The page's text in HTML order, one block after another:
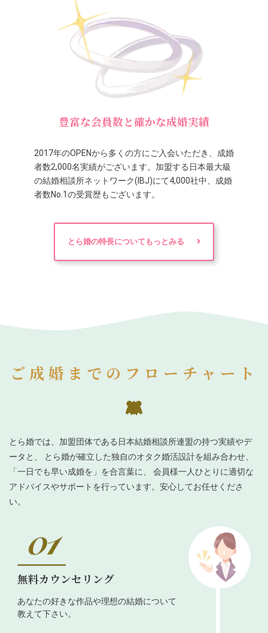
豊富な会員数と確かな成婚実績
2017年のOPENから多くの方にご入会いただき、成婚
者数2,000名実績がございます。加盟する日本最大級
の結婚相談所ネットワーク(IBJ)にて4,000社中、成婚
者数No.1の受賞歴もございます。
とら婚の特長についてもっとみる
ご成婚までのフローチャート
とら婚では、加盟団体である日本結婚相談所連盟の持つ実績やデ
ータと、 とら婚が確立した独自のオタク婚活設計を組み合わせ、
「一日でも早い成婚を」を合言葉に、 会員様一人ひとりに適切な
アドバイスやサポートを行っています。安心してお任せくださ
い。
無料カウンセリング
あなたの好きな作品や理想の結婚について
教えて下さい。